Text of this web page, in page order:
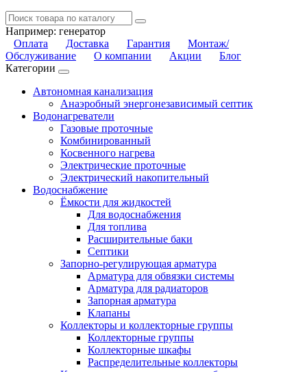
Например: генератор
Оплата
Доставка Гарантия
Монтаж/
Обслуживание
О компании Акции
Блог
Категории
Автономная канализация
Анаэробный энергонезависимый септик
Водонагреватели
Газовые проточные
Комбинированный
Косвенного нагрева
Электрические проточные
Электрический накопительный
Водоснабжение
Ёмкости для жидкостей
Для водоснабжения
Для топлива
Расширительные баки
Септики
Запорно-регулирующая арматура
Арматура для обвязки системы
Арматура для радиаторов
Запорная арматура
Клапаны
Коллекторы и коллекторные группы
Коллекторные группы
Коллекторные шкафы
Распределительные коллекторы